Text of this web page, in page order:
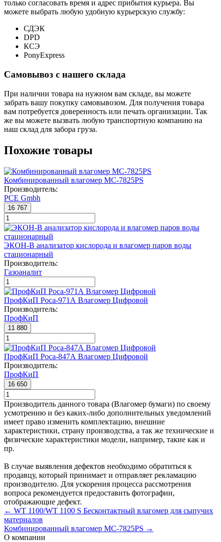
только согласовать время и адрес прибытия курьера. Вы
можете выбрать любую удобную курьерскую службу:
СДЭК
DPD
КСЭ
PonyExpress
Самовывоз с нашего склада
При наличии товара на нужном вам складе, вы можете
забрать вашу покупку самовывозом. Для получения товара
вам потребуется доверенность или печать организации. Так
же вы можете вызвать любую транспортную компанию на
наш склад для забора груза.
Похожие товары
Комбинированный влагомер MC-7825PS
Производитель:
PCE Gmbh
16 767
ЭКОН-В анализатор кислорода и влагомер паров воды
стационарный
Производитель:
Газоаналит
ПрофКиП Роса-971А Влагомер Цифровой
Производитель:
ПрофКиП
11 880
ПрофКиП Роса-847А Влагомер Цифровой
Производитель:
ПрофКиП
16 650
Производитель данного товара (Влагомер бумаги) по своему
усмотрению и без каких-либо дополнительных уведомлений
имеет право изменить комплектацию, внешние
характеристики, страну производства, а так же технические и
физические характеристики модели, например, такие как и
пр.
В случае выявления дефектов необходимо обратиться к
продавцу, который принимает и отправляет рекламацию
производителю. Для ускорения процесса рассмотрения
вопроса рекомендуется предоставить фотографии,
отображающие дефект.
← WT 1100/WT 1100 S Бесконтактный влагомер для сыпучих
материалов
Комбинированный влагомер MC-7825PS →
О компании